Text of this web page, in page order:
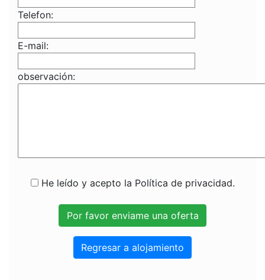
Telefon:
E-mail:
observación:
He leído y acepto la Política de privacidad.
Regresar a alojamiento